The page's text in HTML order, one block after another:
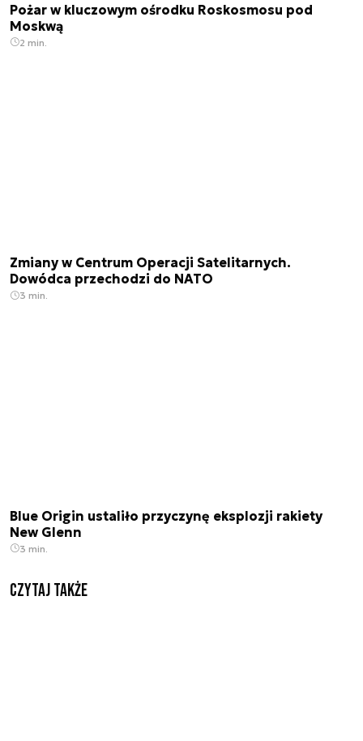
Pożar w kluczowym ośrodku Roskosmosu pod
Moskwą
2 min.
Zmiany w Centrum Operacji Satelitarnych.
Dowódca przechodzi do NATO
3 min.
Blue Origin ustaliło przyczynę eksplozji rakiety
New Glenn
3 min.
Czytaj także